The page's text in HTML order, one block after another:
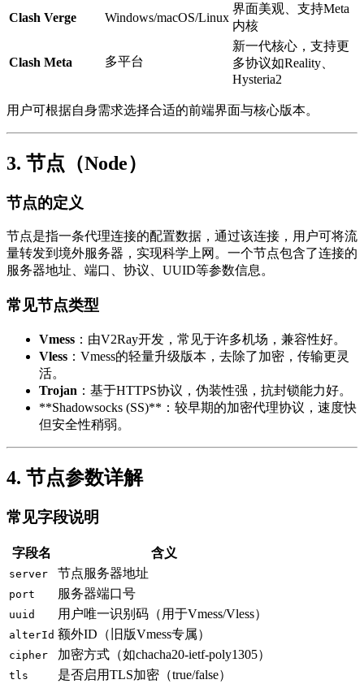
Clash Verge Windows/macOS/Linux
界面美观、支持Meta
内核
Clash Meta 多平台
新一代核心，支持更
多协议如Reality、
Hysteria2
用户可根据自身需求选择合适的前端界面与核心版本。
3. 节点（Node）
节点的定义
节点是指一条代理连接的配置数据，通过该连接，用户可将流
量转发到境外服务器，实现科学上网。一个节点包含了连接的
服务器地址、端口、协议、UUID等参数信息。
常见节点类型
Vmess ：由V2Ray开发，常见于许多机场，兼容性好。
Vless ：Vmess的轻量升级版本，去除了加密，传输更灵
活。
Trojan ：基于HTTPS协议，伪装性强，抗封锁能力好。
**Shadowsocks (SS)**：较早期的加密代理协议，速度快
但安全性稍弱。
4. 节点参数详解
常见字段说明
字段名 含义
server 节点服务器地址
port 服务器端口号
uuid 用户唯一识别码（用于Vmess/Vless）
alterId 额外ID（旧版Vmess专属）
cipher 加密方式（如chacha20-ietf-poly1305）
tls 是否启用TLS加密（true/false）